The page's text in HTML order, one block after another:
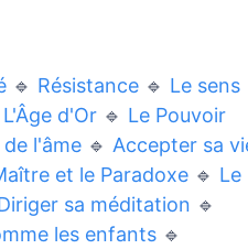
🔹 Résistance 🔹 Le sens
L'Âge d'Or 🔹 Le Pouvoir
l'âme 🔹 Accepter sa
et le Paradoxe 🔹 Le
sa méditation 🔹
les enfants 🔹